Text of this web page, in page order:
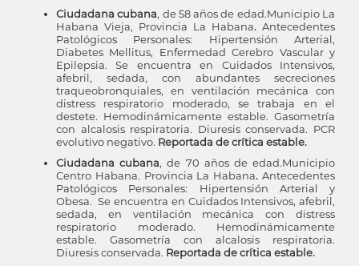
Ciudadana cubana, de 58 años de edad.Municipio La
Habana Vieja, Provincia La Habana. Antecedentes
Patológicos Personales: Hipertensión Arterial,
Diabetes Mellitus, Enfermedad Cerebro Vascular y
Epilepsia. Se encuentra en Cuidados Intensivos,
afebril, sedada, con abundantes secreciones
traqueobronquiales, en ventilación mecánica con
distress respiratorio moderado, se trabaja en el
destete. Hemodinámicamente estable. Gasometría
con alcalosis respiratoria. Diuresis conservada. PCR
evolutivo negativo. Reportada de crítica estable.
Ciudadana cubana, de 70 años de edad.Municipio
Centro Habana. Provincia La Habana.Antecedentes
Patológicos Personales: Hipertensión Arterial y
Obesa. Se encuentra en Cuidados Intensivos, afebril,
sedada, en ventilación mecánica con distress
respiratorio moderado. Hemodinámicamente
estable. Gasometría con alcalosis respiratoria.
Diuresis conservada. Reportada de crítica estable.